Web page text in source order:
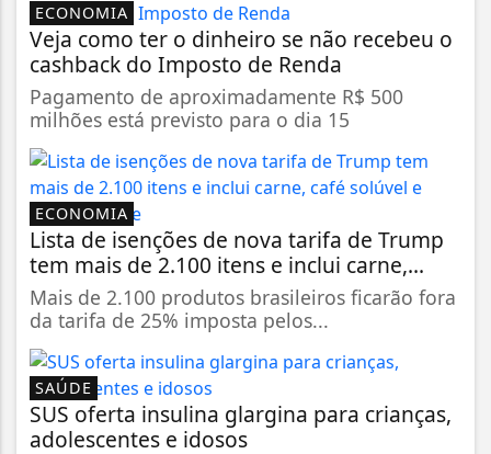
ECONOMIA
Veja como ter o dinheiro se não recebeu o
cashback do Imposto de Renda
Pagamento de aproximadamente R$ 500
milhões está previsto para o dia 15
ECONOMIA
Lista de isenções de nova tarifa de Trump
tem mais de 2.100 itens e inclui carne,...
Mais de 2.100 produtos brasileiros ficarão fora
da tarifa de 25% imposta pelos...
SAÚDE
SUS oferta insulina glargina para crianças,
adolescentes e idosos